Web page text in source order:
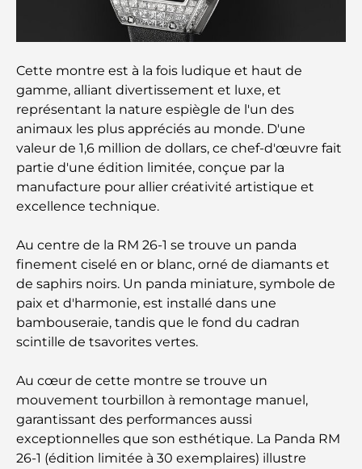
Crèches à Dubai Hills : Guide pour les parents
A Brief Guide to Buying Property in Dubai (2025-
26)
Les meilleurs cafés du centre-ville de Dubaï : le
guide complet des amateurs de café
Les Mercedes les plus chères jamais créées
Déménager à Dubaï depuis l'Australie : Guide
complet du déménagement
Safari de luxe d'une nuit dans le désert de Dubaï :
une escapade haut de gamme
au service de la performance
Restaurants Al Wasl : les restaurants les plus
célèbres de Dubaï
Cette montre est à la fois ludique et haut de
gamme, alliant divertissement et luxe, et
représentant la nature espiègle de l'un des
animaux les plus appréciés au monde. D'une
valeur de 1,6 million de dollars, ce chef-d'œuvre fait
partie d'une édition limitée, conçue par la
manufacture pour allier créativité artistique et
excellence technique.
Au centre de la RM 26-1 se trouve un panda
finement ciselé en or blanc, orné de diamants et
de saphirs noirs. Un panda miniature, symbole de
paix et d'harmonie, est installé dans une
bambouseraie, tandis que le fond du cadran
scintille de tsavorites vertes.
Au cœur de cette montre se trouve un
mouvement tourbillon à remontage manuel,
garantissant des performances aussi
exceptionnelles que son esthétique. La Panda RM
26-1 (édition limitée à 30 exemplaires) illustre